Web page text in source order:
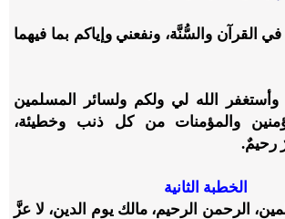
القرآن والسُّنَّة، ونفعني وإياكم بما فيهما
الله لي ولكم ولسائر المسلمين
والمؤمنات من كل ذنب وخطيئة،
رحيمٌ.
الخطبة الثانية
الرحمن الرحيم، مالك يوم الدين، لا عزَّ